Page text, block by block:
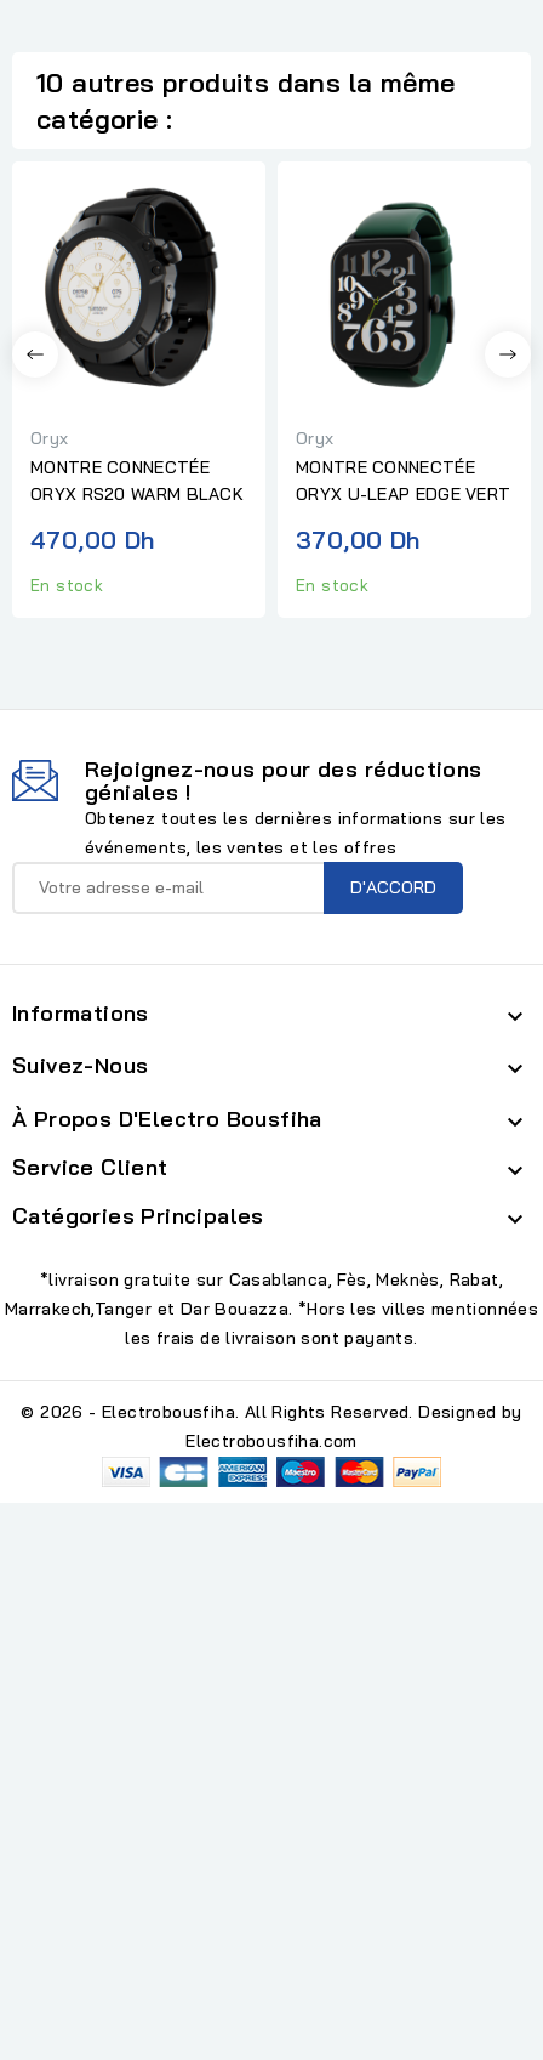
10 autres produits dans la même
catégorie :
Oryx
MONTRE CONNECTÉE
ORYX RS20 WARM BLACK
470,00 Dh
En stock
Oryx
MONTRE CONNECTÉE
ORYX U-LEAP EDGE VERT
370,00 Dh
En stock
Rejoignez-nous pour des réductions
géniales !
Obtenez toutes les dernières informations sur les
événements, les ventes et les offres
Informations 
Suivez-Nous 
À Propos D'Electro Bousfiha 
Service Client 
Catégories Principales 
*livraison gratuite sur Casablanca, Fès, Meknès, Rabat,
Marrakech,Tanger et Dar Bouazza. *Hors les villes mentionnées
les frais de livraison sont payants.
© 2026 - Electrobousfiha. All Rights Reserved. Designed by
Electrobousfiha.com